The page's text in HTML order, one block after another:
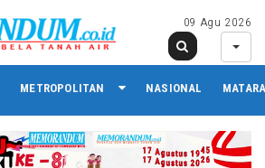
09 Agu 2026
METROPOLITAN NASIONAL